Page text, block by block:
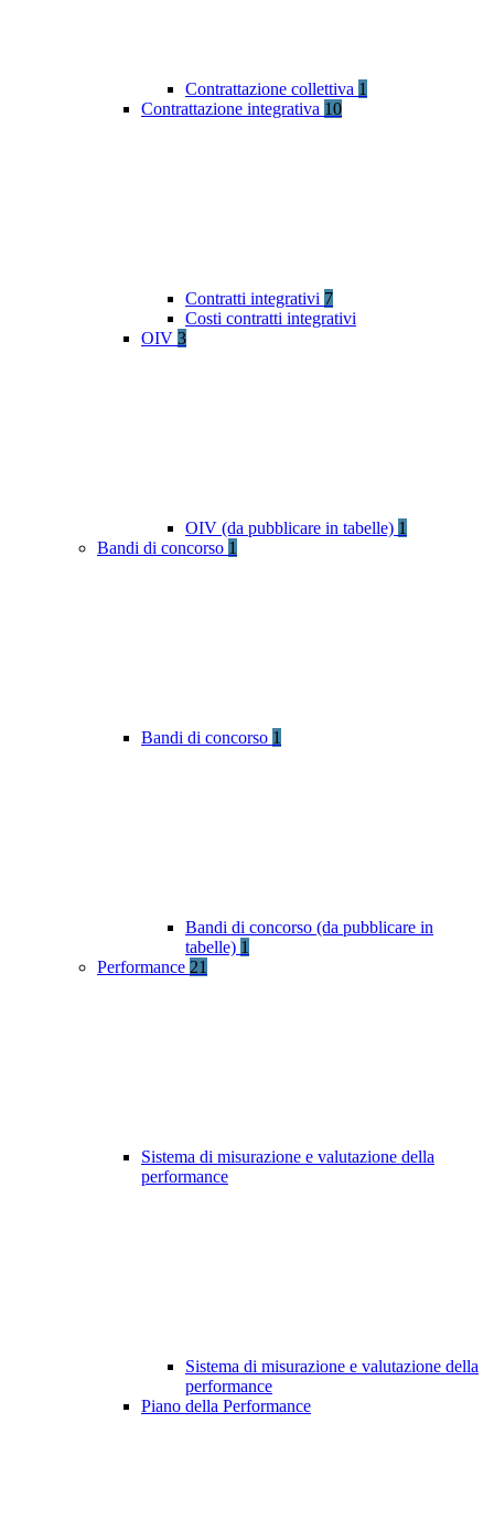
Contrattazione collettiva 1
Contrattazione integrativa 10
Contratti integrativi 7
Costi contratti integrativi
OIV 3
OIV (da pubblicare in tabelle) 1
Bandi di concorso 1
Bandi di concorso 1
Bandi di concorso (da pubblicare in
tabelle) 1
Performance 21
Sistema di misurazione e valutazione della
performance
Sistema di misurazione e valutazione della
performance
Piano della Performance